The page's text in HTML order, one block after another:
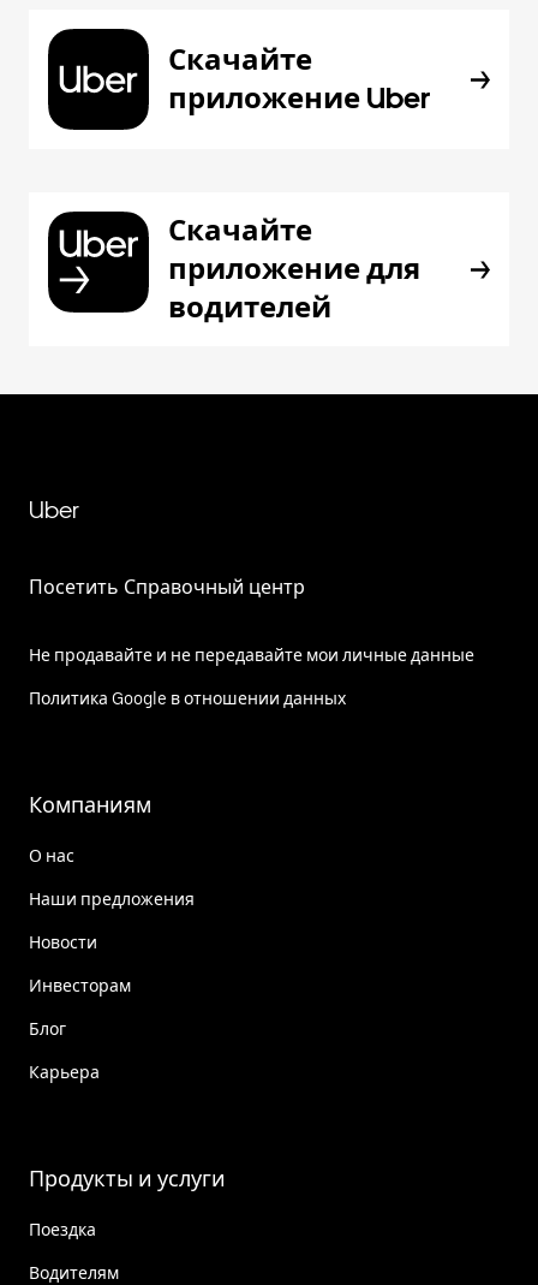
Скачайте
приложение Uber
Скачайте
приложение для
водителей
Uber
Посетить Справочный центр
Не продавайте и не передавайте мои личные данные
Политика Google в отношении данных
Компаниям
О нас
Наши предложения
Новости
Инвесторам
Блог
Карьера
Продукты и услуги
Поездка
Водителям